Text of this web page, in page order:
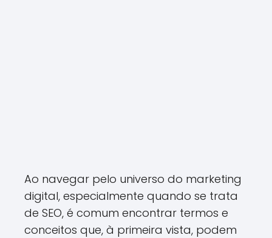
Ao navegar pelo universo do marketing
digital, especialmente quando se trata
de SEO, é comum encontrar termos e
conceitos que, à primeira vista, podem